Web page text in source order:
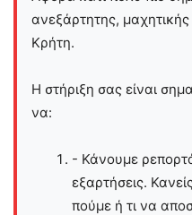
ανεξάρτητης,
Kρήτη.
Η στήριξη σας είναι
να:
- Κάνουμε
εξαρτήσεις.
πούμε ή τι να